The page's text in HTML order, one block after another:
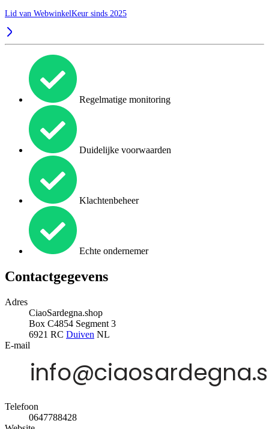
Lid van WebwinkelKeur sinds 2025
Regelmatige monitoring
Duidelijke voorwaarden
Klachtenbeheer
Echte ondernemer
Contactgegevens
Adres
CiaoSardegna.shop
Box C4854 Segment 3
6921 RC Duiven NL
E-mail
Telefoon
0647788428